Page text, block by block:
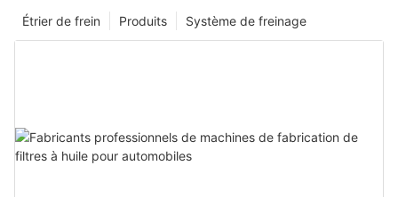
Système de freinage
Produits
Étrier de frein